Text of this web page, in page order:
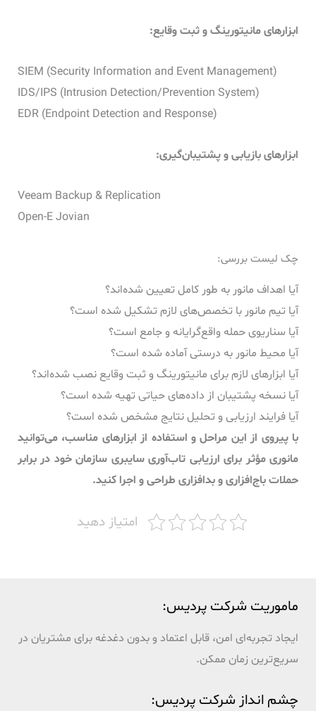
ابزارهای مانیتورینگ و ثبت وقایع:
SIEM (Security Information and Event Management)
IDS/IPS (Intrusion Detection/Prevention System)
EDR (Endpoint Detection and Response)
ابزارهای بازیابی و پشتیبان‌گیری:
Veeam Backup & Replication
Open-E Jovian
چک لیست بررسی:
آیا اهداف مانور به طور کامل تعیین شده‌اند؟
آیا تیم مانور با تخصص‌های لازم تشکیل شده است؟
آیا سناریوی حمله واقع‌گرایانه و جامع است؟
آیا محیط مانور به درستی آماده شده است؟
آیا ابزارهای لازم برای مانیتورینگ و ثبت وقایع نصب شده‌اند؟
آیا نسخه پشتیبان از داده‌های حیاتی تهیه شده است؟
آیا فرایند ارزیابی و تحلیل نتایج مشخص شده است؟
با پیروی از این مراحل و استفاده از ابزارهای مناسب، می‌توانید
مانوری مؤثر برای ارزیابی تاب‌آوری سایبری سازمان خود در برابر
حملات باج‌افزاری و بدافزاری طراحی و اجرا کنید.
امتیاز دهید
ماموریت شرکت پردیس:
ایجاد تجربه‌ای امن، قابل اعتماد و بدون دغدغه برای مشتریان در
سریع‌ترین زمان ممکن.
چشم انداز شرکت پردیس: